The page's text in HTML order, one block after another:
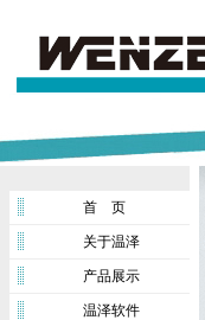
首 页
关于温泽
产品展示
温泽软件